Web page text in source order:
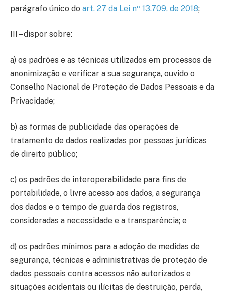
parágrafo único do art. 27 da Lei nº 13.709, de 2018;
III – dispor sobre:
a) os padrões e as técnicas utilizados em processos de
anonimização e verificar a sua segurança, ouvido o
Conselho Nacional de Proteção de Dados Pessoais e da
Privacidade;
b) as formas de publicidade das operações de
tratamento de dados realizadas por pessoas jurídicas
de direito público;
c) os padrões de interoperabilidade para fins de
portabilidade, o livre acesso aos dados, a segurança
dos dados e o tempo de guarda dos registros,
consideradas a necessidade e a transparência; e
d) os padrões mínimos para a adoção de medidas de
segurança, técnicas e administrativas de proteção de
dados pessoais contra acessos não autorizados e
situações acidentais ou ilícitas de destruição, perda,